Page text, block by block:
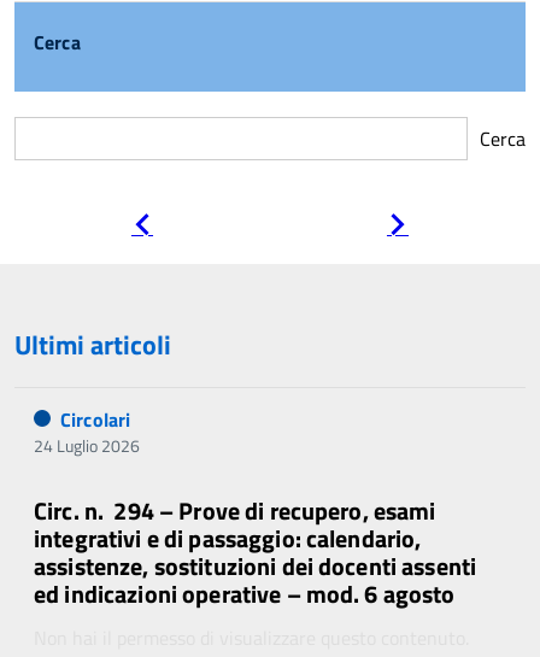
Cerca
Cerca
Ultimi articoli
Circolari
24 Luglio 2026
Circ. n. 294 – Prove di recupero, esami
integrativi e di passaggio: calendario,
assistenze, sostituzioni dei docenti assenti
ed indicazioni operative – mod. 6 agosto